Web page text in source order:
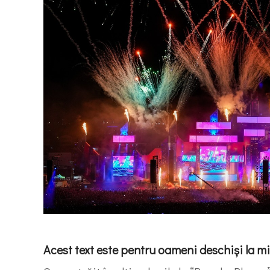
Acest text este pentru oameni deschiși la